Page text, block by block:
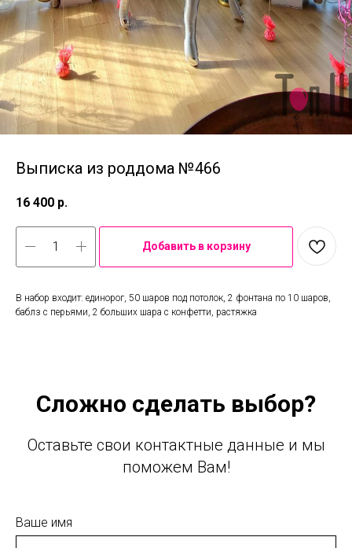
Выписка из роддома №466
16 400 р.
Добавить в корзину
В набор входит: единорог, 50 шаров под потолок, 2 фонтана по 10 шаров,
баблз с перьями, 2 больших шара с конфетти, растяжка
Сложно сделать выбор?
Оставьте свои контактные данные и мы
поможем Вам!
Ваше имя